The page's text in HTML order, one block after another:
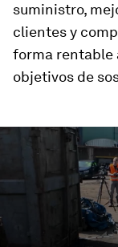
suministro,
clientes y
forma rentable
objetivos de
0
minutes,
47